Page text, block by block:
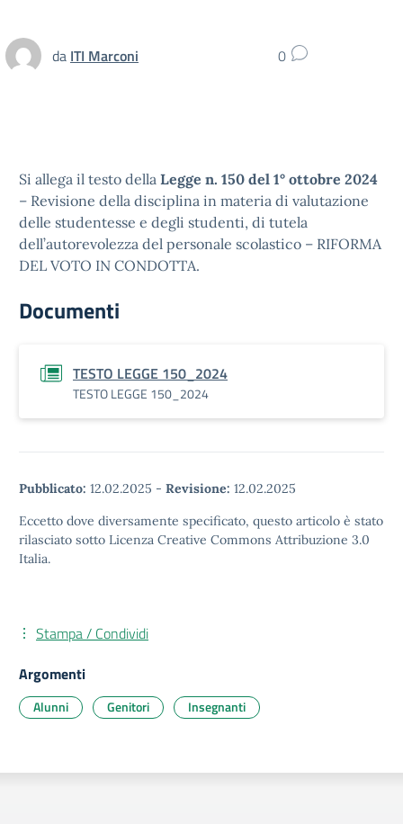
da ITI Marconi 0
Si allega il testo della Legge n. 150 del 1° ottobre 2024
– Revisione della disciplina in materia di valutazione
delle studentesse e degli studenti, di tutela
dell’autorevolezza del personale scolastico – RIFORMA
DEL VOTO IN CONDOTTA.
Documenti
TESTO LEGGE 150_2024
TESTO LEGGE 150_2024
Pubblicato: 12.02.2025 - Revisione: 12.02.2025
Eccetto dove diversamente specificato, questo articolo è stato
rilasciato sotto Licenza Creative Commons Attribuzione 3.0
Italia.
Stampa / Condividi
Argomenti
Alunni Genitori Insegnanti